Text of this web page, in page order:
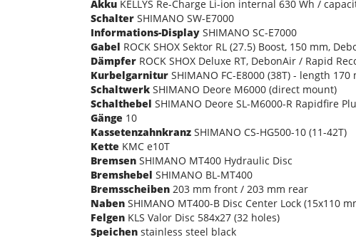
Akku KELLYS Re-Charge Li-ion internal 630 Wh /
Schalter SHIMANO SW-E7000
Informations-Display SHIMANO SC-E7000
Gabel ROCK SHOX Sektor RL (27.5) Boost, 150 mm,
Dämpfer ROCK SHOX Deluxe RT, DebonAir / Rapid
Kurbelgarnitur SHIMANO FC-E8000 (38T) - length 170
Schaltwerk SHIMANO Deore M6000 (direct mount)
Schalthebel SHIMANO Deore SL-M6000-R Rapidfire
Gänge 10
Kassetenzahnkranz SHIMANO CS-HG500-10 (11-42T)
Kette KMC e10T
Bremsen SHIMANO MT400 Hydraulic Disc
Bremshebel SHIMANO BL-MT400
Bremsscheiben 203 mm front / 203 mm rear
Naben SHIMANO MT400-B Disc Center Lock (15x110
Felgen KLS Valor Disc 584x27 (32 holes)
Speichen stainless steel black